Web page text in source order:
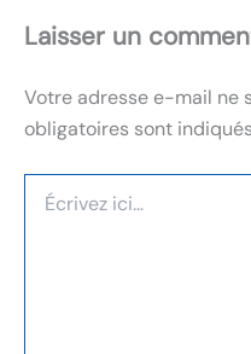
Laisser un
Votre adresse e-mail ne
obligatoires sont
ici…